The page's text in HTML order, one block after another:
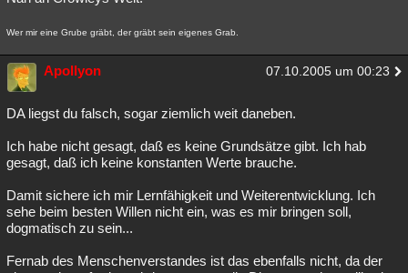
Wer mir eine Grube gräbt, der gräbt sein eigenes Grab.
Apollyon 07.10.2005 um 00:23
DA liegst du falsch, sogar ziemlich weit daneben.
Ich habe nicht gesagt, daß es keine Grundsätze gibt. Ich hab
gesagt, daß ich keine konstanten Werte brauche.
Damit sichere ich mir Lernfähigkeit und Weiterentwicklung. Ich
sehe beim besten Willen nicht ein, was es mir bringen soll,
dogmatisch zu sein...
Fernab des Menschenverstandes ist das ebenfalls nicht, da der